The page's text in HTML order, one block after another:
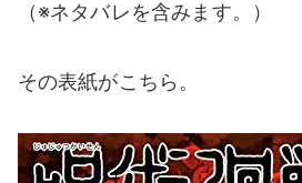
（※ネタバレを含みます。）
その表紙がこちら。